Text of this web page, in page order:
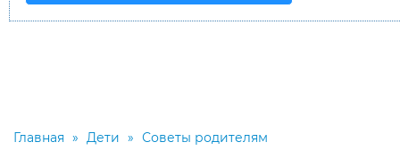
Главная » Дети » Советы родителям